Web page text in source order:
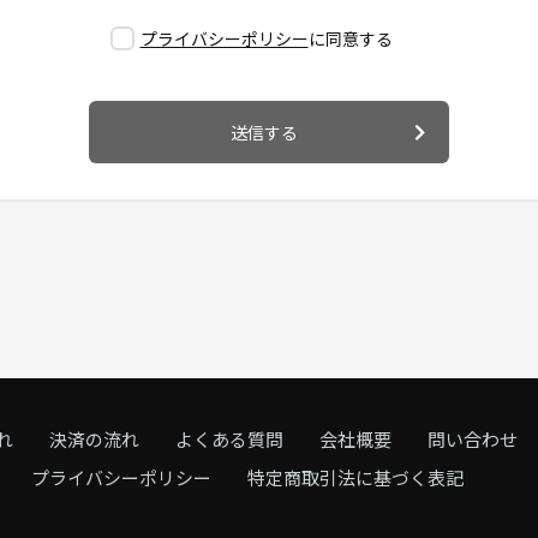
プライバシーポリシーに同意する
送信する
決済の流れ よくある質問 会社概要
問い合わせ
プライバシーポリシー
特定商取引法に基づく表記